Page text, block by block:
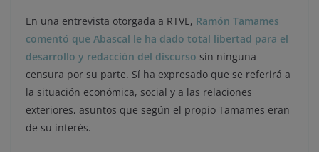
En una entrevista otorgada a RTVE, Ramón Tamames
comentó que Abascal le ha dado total libertad para el
desarrollo y redacción del discurso sin ninguna
censura por su parte. Sí ha expresado que se referirá a
la situación económica, social y a las relaciones
exteriores, asuntos que según el propio Tamames eran
de su interés.